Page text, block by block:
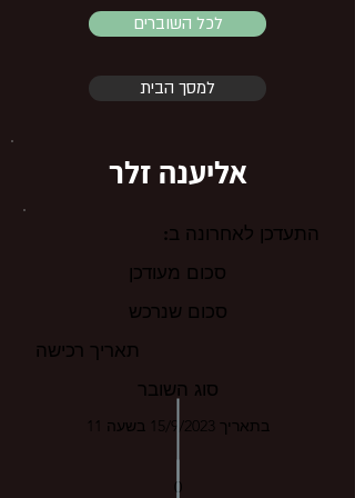
לכל השוברים
למסך הבית
אליענה זלר
התעדכן לאחרונה ב:
סכום מעודכן
סכום שנרכש
תאריך רכישה
סוג השובר
בתאריך 15/9/2023 בשעה 11
0